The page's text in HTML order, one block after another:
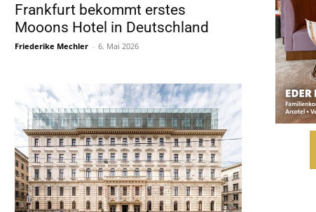
Frankfurt bekommt erstes
Mooons Hotel in Deutschland
Friederike Mechler - 6. Mai 2026